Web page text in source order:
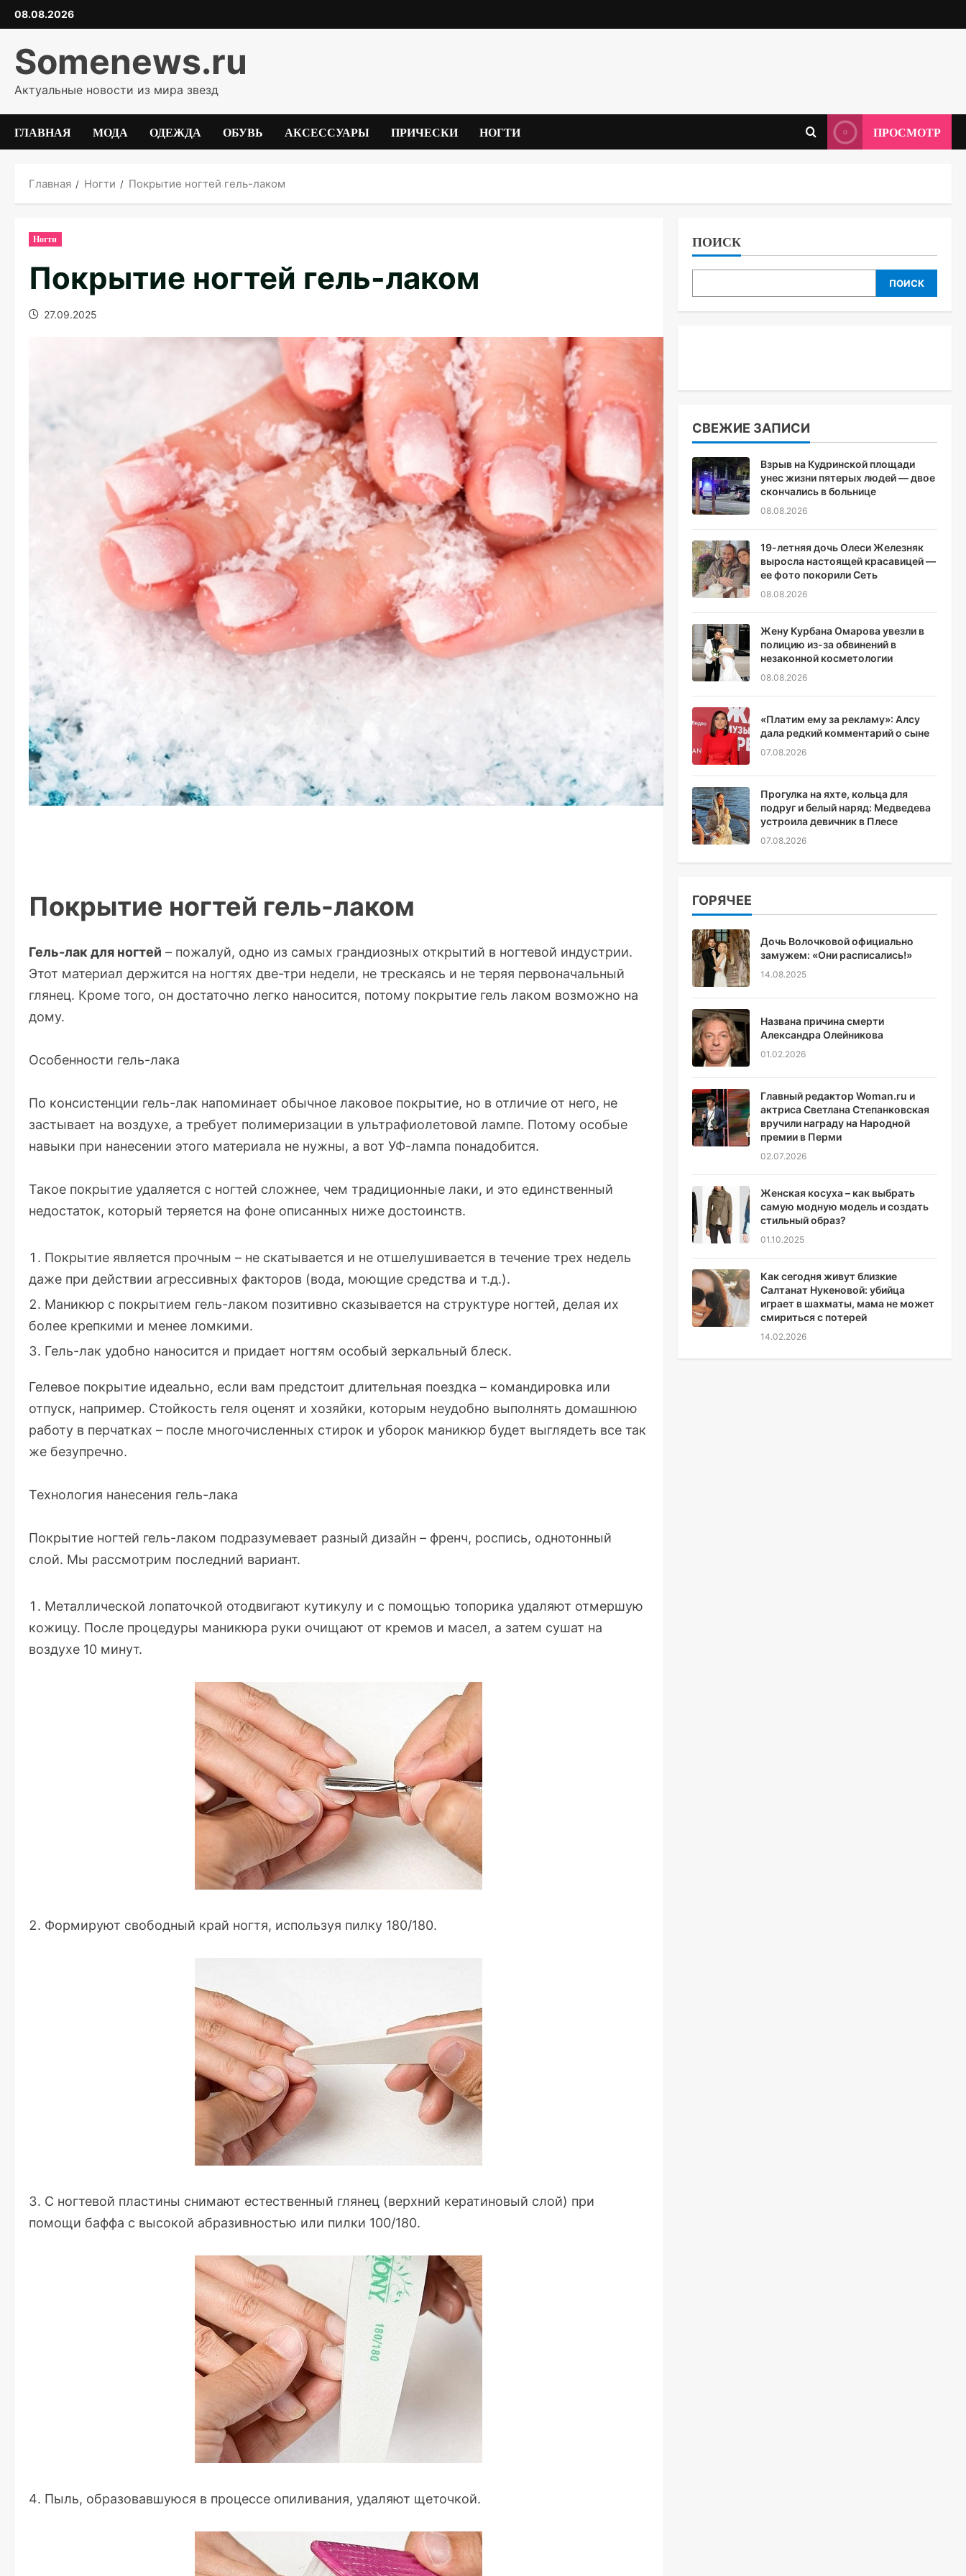
Перейти
к
содержимому
08.08.2026
Somenews.ru
Актуальные новости из мира звезд
ГЛАВНАЯ МОДА ОДЕЖДА ОБУВЬ АКСЕССУАРЫ ПРИЧЕСКИ НОГТИ ПРОСМОТР
Главная Ногти Покрытие ногтей гель-лаком
Ногти
Покрытие ногтей гель-лаком
27.09.2025
Покрытие ногтей гель-лаком
Гель-лак для ногтей – пожалуй, одно из самых грандиозных открытий в ногтевой индустрии.
Этот материал держится на ногтях две-три недели, не трескаясь и не теряя первоначальный
глянец. Кроме того, он достаточно легко наносится, потому покрытие гель лаком возможно на
дому.
Особенности гель-лака
По консистенции гель-лак напоминает обычное лаковое покрытие, но в отличие от него, не
застывает на воздухе, а требует полимеризации в ультрафиолетовой лампе. Потому особые
навыки при нанесении этого материала не нужны, а вот УФ-лампа понадобится.
Такое покрытие удаляется с ногтей сложнее, чем традиционные лаки, и это единственный
недостаток, который теряется на фоне описанных ниже достоинств.
Покрытие является прочным – не скатывается и не отшелушивается в течение трех недель
даже при действии агрессивных факторов (вода, моющие средства и т.д.).
Маникюр с покрытием гель-лаком позитивно сказывается на структуре ногтей, делая их
более крепкими и менее ломкими.
Гель-лак удобно наносится и придает ногтям особый зеркальный блеск.
Гелевое покрытие идеально, если вам предстоит длительная поездка – командировка или
отпуск, например. Стойкость геля оценят и хозяйки, которым неудобно выполнять домашнюю
работу в перчатках – после многочисленных стирок и уборок маникюр будет выглядеть все так
же безупречно.
Технология нанесения гель-лака
Покрытие ногтей гель-лаком подразумевает разный дизайн – френч, роспись, однотонный
слой. Мы рассмотрим последний вариант.
Металлической лопаточкой отодвигают кутикулу и с помощью топорика удаляют отмершую
кожицу. После процедуры маникюра руки очищают от кремов и масел, а затем сушат на
воздухе 10 минут.
Формируют свободный край ногтя, используя пилку 180/180.
С ногтевой пластины снимают естественный глянец (верхний кератиновый слой) при
помощи баффа с высокой абразивностью или пилки 100/180.
Пыль, образовавшуюся в процессе опиливания, удаляют щеточкой.
ПОИСК
ПОИСК
СВЕЖИЕ ЗАПИСИ
Взрыв на Кудринской площади
унес жизни пятерых людей — двое
скончались в больнице
08.08.2026
19-летняя дочь Олеси Железняк
выросла настоящей красавицей —
ее фото покорили Сеть
08.08.2026
Жену Курбана Омарова увезли в
полицию из-за обвинений в
незаконной косметологии
08.08.2026
«Платим ему за рекламу»: Алсу
дала редкий комментарий о сыне
07.08.2026
Прогулка на яхте, кольца для
подруг и белый наряд: Медведева
устроила девичник в Плесе
07.08.2026
ГОРЯЧЕЕ
Дочь Волочковой официально
замужем: «Они расписались!»
14.08.2025
Названа причина смерти
Александра Олейникова
01.02.2026
Главный редактор Woman.ru и
актриса Светлана Степанковская
вручили награду на Народной
премии в Перми
02.07.2026
Женская косуха – как выбрать
самую модную модель и создать
стильный образ?
01.10.2025
Как сегодня живут близкие
Салтанат Нукеновой: убийца
играет в шахматы, мама не может
смириться с потерей
14.02.2026